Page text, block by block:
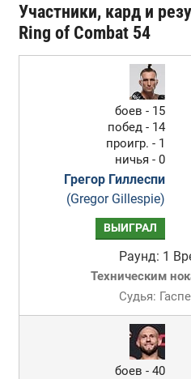
Участники, кард и
Ring of Combat 54
боев - 15
побед - 14
проигр. - 1
ничья - 0
Грегор Гиллеспи
(Gregor Gillespie)
ВЫИГРАЛ
Раунд: 1
Техническим
Судья:
боев - 40